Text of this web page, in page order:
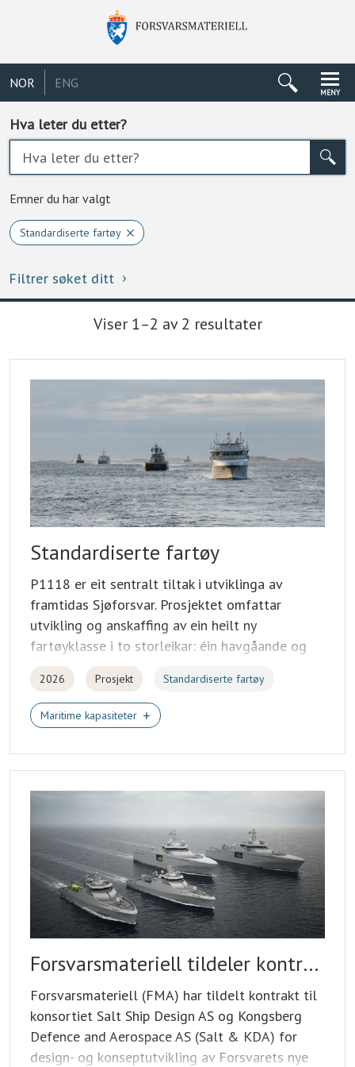
NOR ENG
MENY
Hva leter du etter?
Emner du har valgt
Standardiserte fartøy
Filtrer søket ditt
Viser 1–2 av 2 resultater
Standardiserte fartøy
P1118 er eit sentralt tiltak i utviklinga av
framtidas Sjøforsvar. Prosjektet omfattar
utvikling og anskaffing av ein heilt ny
fartøyklasse i to storleikar: éin havgåande og
éin kystnær variant. Til saman skal det byggjast
inntil 28 fartøy for Marinen og Kystvakta.
2026 Prosjekt Standardiserte fartøy
Maritime kapasiteter
Forsvarsmateriell tildeler kontrakt for design av fremtidens standardiserte fartøy
Forsvarsmateriell (FMA) har tildelt kontrakt til
konsortiet Salt Ship Design AS og Kongsberg
Defence and Aerospace AS (Salt & KDA) for
design- og konseptutvikling av Forsvarets nye